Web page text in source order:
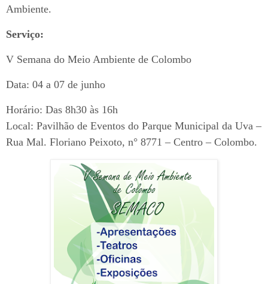
Ambiente.
Serviço:
V Semana do Meio Ambiente de Colombo
Data: 04 a 07 de junho
Horário: Das 8h30 às 16h
Local: Pavilhão de Eventos do Parque Municipal da Uva –
Rua Mal. Floriano Peixoto, n° 8771 – Centro – Colombo.